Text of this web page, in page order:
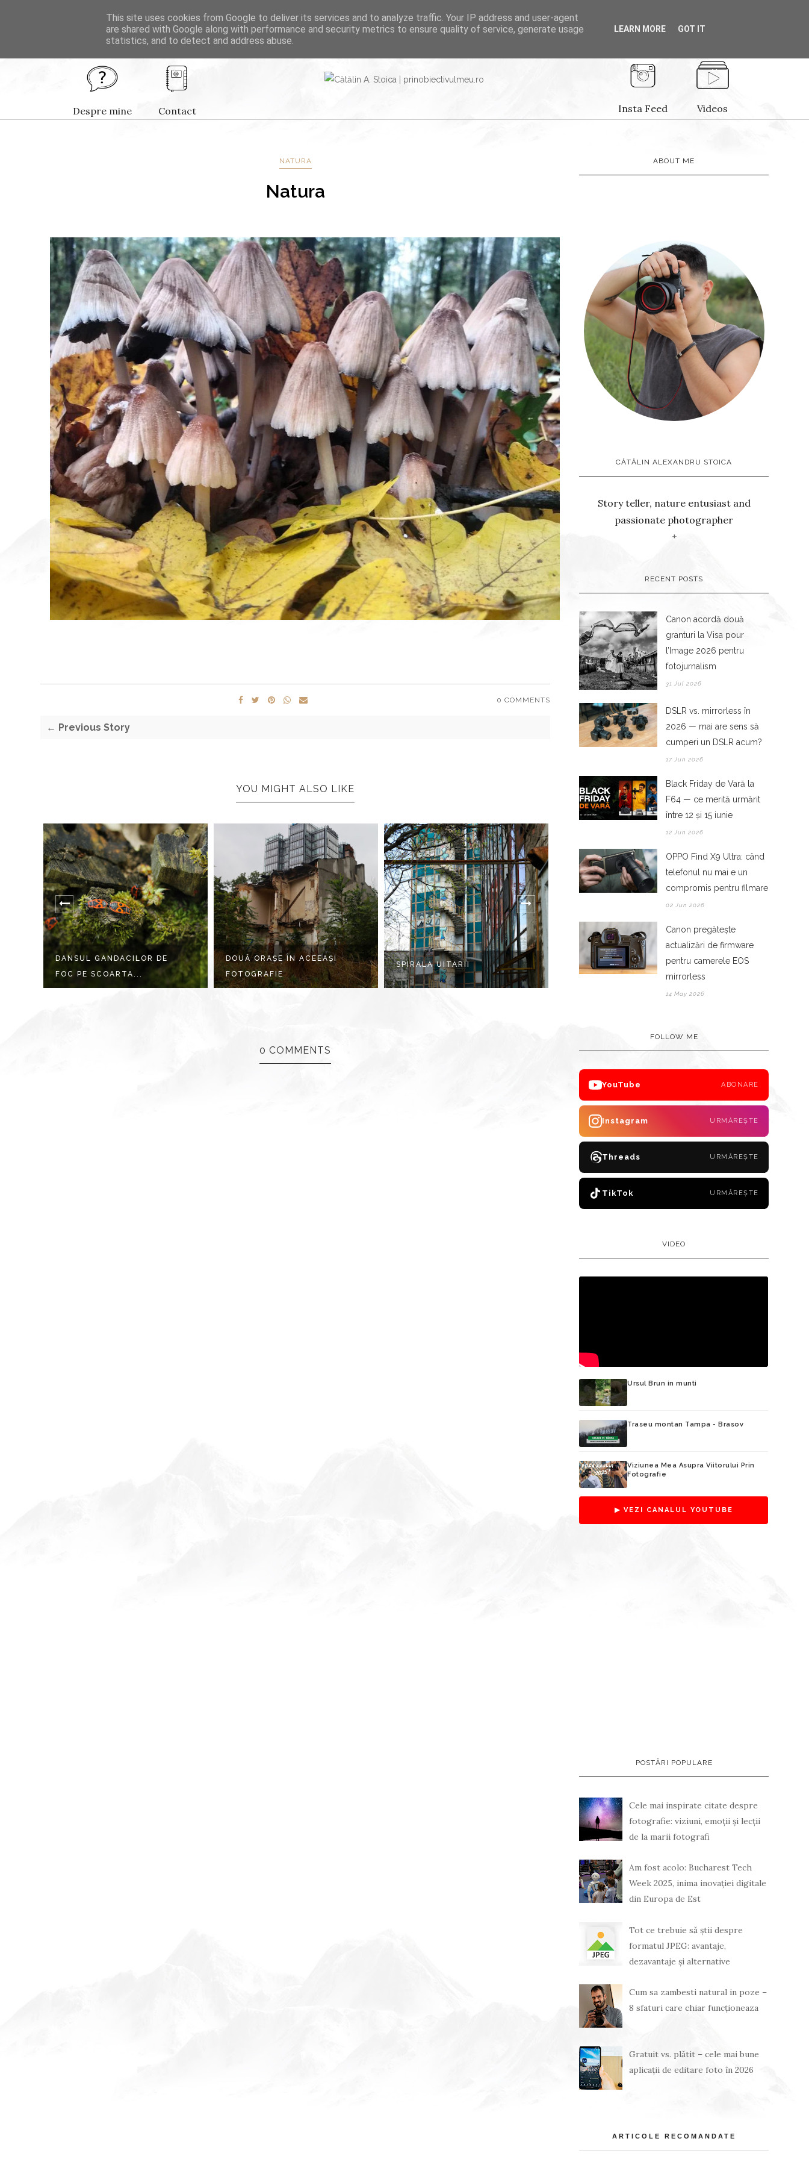
HOME PORTOFOLIU BLOG
INFO
Despre mine Contact Insta Feed Videos
NATURA
Natura
0 COMMENTS
← Previous Story
YOU MIGHT ALSO LIKE
DANSUL GANDACILOR DE
FOC PE SCOARTA...
DOUĂ ORAȘE ÎN ACEEAȘI
FOTOGRAFIE
SPIRALA UITARII UITATELE SCARI SPRE CER
ROUA CARE
0 COMMENTS
ABOUT ME
CĂTĂLIN ALEXANDRU STOICA
Story teller, nature entusiast and
passionate photographer
+
RECENT POSTS
Canon acordă două
granturi la Visa pour
l’Image 2026 pentru
fotojurnalism
31 Jul 2026
DSLR vs. mirrorless în
2026 — mai are sens să
cumperi un DSLR acum?
17 Jun 2026
Black Friday de Vară la
F64 — ce merită urmărit
între 12 și 15 iunie
12 Jun 2026
OPPO Find X9 Ultra: când
telefonul nu mai e un
compromis pentru filmare
02 Jun 2026
Canon pregătește
actualizări de firmware
pentru camerele EOS
mirrorless
14 May 2026
FOLLOW ME
YouTube ABONARE
Instagram URMĂREȘTE
Threads URMĂREȘTE
TikTok URMĂREȘTE
VIDEO
Ursul Brun in munti
Traseu montan Tampa - Brasov
Viziunea Mea Asupra Viitorului Prin
Fotografie
▶ VEZI CANALUL YOUTUBE
POSTĂRI POPULARE
Cele mai inspirate citate despre
fotografie: viziuni, emoții și lecții
de la marii fotografi
Am fost acolo: Bucharest Tech
Week 2025, inima inovației digitale
din Europa de Est
Tot ce trebuie să știi despre
formatul JPEG: avantaje,
dezavantaje și alternative
Cum sa zambesti natural in poze –
8 sfaturi care chiar funcționeaza
Gratuit vs. plătit – cele mai bune
aplicații de editare foto în 2026
ARTICOLE RECOMANDATE
This site uses cookies from Google to deliver its services and to analyze traffic. Your IP address and user-agent
are shared with Google along with performance and security metrics to ensure quality of service, generate usage
statistics, and to detect and address abuse.
LEARN MORE GOT IT